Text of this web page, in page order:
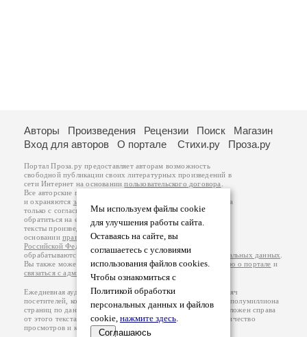
Мы используем файлы cookie
для улучшения работы сайта.
Оставаясь на сайте, вы
соглашаетесь с условиями
использования файлов cookies.
Чтобы ознакомиться с
Политикой обработки
персональных данных и файлов
cookie, нажмите здесь.
Соглашаюсь
Авторы Произведения Рецензии Поиск
Магазин
Вход для авторов
О портале Стихи.ру Проза.ру
Портал Проза.ру предоставляет авторам возможность
свободной публикации своих литературных произведений в
сети Интернет на основаниипользовательского договора
Все авторские права на произведения принадлежат авторам
и охраняются законом
. Перепечатка произведений возможна
только с согласия его автора, к которому вы можете
обратиться на его авторской странице. Ответственность за
тексты произведений авторы несут самостоятельно на
основанииправил публикацииизаконодательства
Российской Федерации
обрабатываются на основанииПолитики обработки персональных данных
Вы также можете посмотреть более подробнуюинформацию о портале и
связаться с администрацией
Ежедневная аудитория портала Проза.ру – порядка 100 тысяч
посетителей, которые в общей сумме просматривают более полумиллиона
страниц по данным счетчика посещаемости, который расположен справа
от этого текста. В каждой графе указано по две цифры: количество
просмотров и количество посетителей.